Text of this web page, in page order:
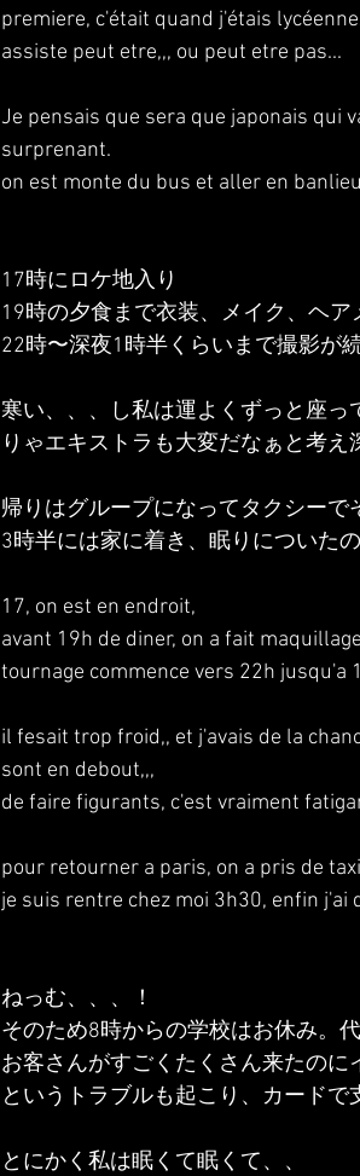
premiere, c'était quand j'étais
assiste peut etre,,, ou peut etre pas...
Je pensais que sera que japonais qui
surprenant.
on est monte du bus et aller en
17時にロケ地入り
19時の夕食まで衣装、メイク、ヘア
22時〜深夜1時半くらいまで撮影が
寒い、、、し私は運よくずっと座
りゃエキストラも大変だなぁと考え
帰りはグループになってタクシーで
3時半には家に着き、眠りについた
17, on est en endroit,
avant 19h de diner, on a fait
tournage commence vers 22h jusqu'a
il fesait trop froid,, et j'avais de la
sont en debout,,,
de faire figurants, c'est vraiment
pour retourner a paris, on a pris de
je suis rentre chez moi 3h30, enfin j'ai
ねっむ、、、！
そのため8時からの学校はお休み。
お客さんがすごくたくさん来たの
というトラブルも起こり、カードで
とにかく私は眠くて眠くて、、